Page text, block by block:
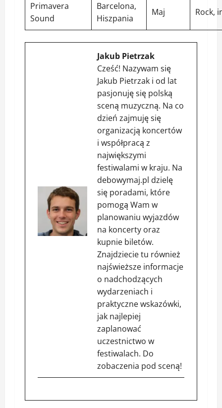
Primavera
Sound
Barcelona,
Hiszpania
Maj Rock,
Jakub Pietrzak
Cześć! Nazywam się
Jakub Pietrzak i od lat
pasjonuję się polską
sceną muzyczną. Na co
dzień zajmuję się
organizacją koncertów
i współpracą z
największymi
festiwalami w kraju. Na
debowymaj.pl dzielę
się poradami, które
pomogą Wam w
planowaniu wyjazdów
na koncerty oraz
kupnie biletów.
Znajdziecie tu również
najświeższe informacje
o nadchodzących
wydarzeniach i
praktyczne wskazówki,
jak najlepiej
zaplanować
uczestnictwo w
festiwalach. Do
zobaczenia pod sceną!